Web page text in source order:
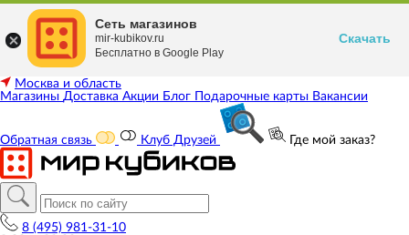
Москва и область
Магазины Доставка Акции Блог Подарочные карты Вакансии
Обратная связь Клуб Друзей Где мой заказ?
8 (495) 981-31-10
Сеть магазинов
mir-kubikov.ru
Бесплатно в Google Play
Скачать